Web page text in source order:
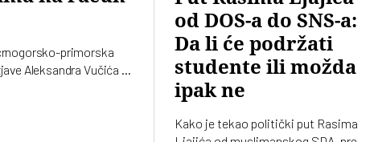
primorska
Aleksandra Vučića o
od DOS-a do SNS-a:
Da li će podržati
studente ili možda
ipak ne
Kako je tekao politički put Rasima